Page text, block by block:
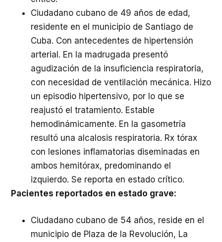
Ciudadano cubano de 49 años de edad,
residente en el municipio de Santiago de
Cuba. Con antecedentes de hipertensión
arterial. En la madrugada presentó
agudización de la insuficiencia respiratoria,
con necesidad de ventilación mecánica. Hizo
un episodio hipertensivo, por lo que se
reajustó el tratamiento. Estable
hemodinámicamente. En la gasometría
resultó una alcalosis respiratoria. Rx tórax
con lesiones inflamatorias diseminadas en
ambos hemitórax, predominando el
izquierdo. Se reporta en estado crítico.
Pacientes reportados en estado grave:
Ciudadano cubano de 54 años, reside en el
municipio de Plaza de la Revolución, La